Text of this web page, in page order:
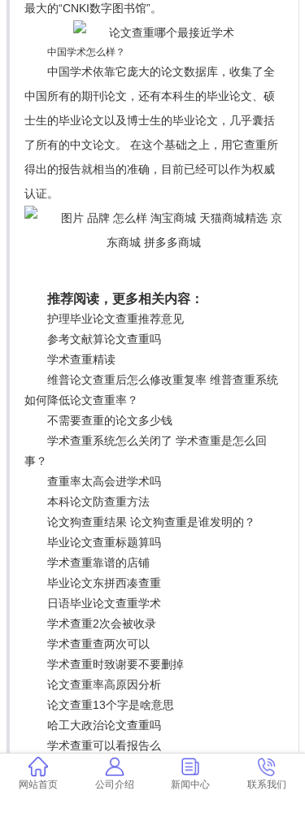
最大的“CNKI数字图书馆”。
中国学术怎么样？
中国学术依靠它庞大的论文数据库，收集了全
中国所有的期刊论文，还有本科生的毕业论文、硕
士生的毕业论文以及博士生的毕业论文，几乎囊括
了所有的中文论文。 在这个基础之上，用它查重所
得出的报告就相当的准确，目前已经可以作为权威
认证。
推荐阅读，更多相关内容：
护理毕业论文查重推荐意见
参考文献算论文查重吗
学术查重精读
维普论文查重后怎么修改重复率 维普查重系统
如何降低论文查重率？
不需要查重的论文多少钱
学术查重系统怎么关闭了 学术查重是怎么回
事？
查重率太高会进学术吗
本科论文防查重方法
论文狗查重结果 论文狗查重是谁发明的？
毕业论文查重标题算吗
学术查重靠谱的店铺
毕业论文东拼西凑查重
日语毕业论文查重学术
学术查重2次会被收录
学术查重查两次可以
学术查重时致谢要不要删掉
论文查重率高原因分析
论文查重13个字是啥意思
哈工大政治论文查重吗
学术查重可以看报告么
学术查重的权限密码
个例报告论文需要查重吗
网站首页 公司介绍 新闻中心 联系我们